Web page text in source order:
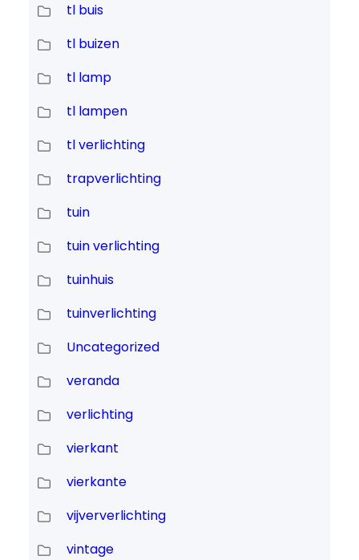
tl buis
tl buizen
tl lamp
tl lampen
tl verlichting
trapverlichting
tuin
tuin verlichting
tuinhuis
tuinverlichting
Uncategorized
veranda
verlichting
vierkant
vierkante
vijververlichting
vintage